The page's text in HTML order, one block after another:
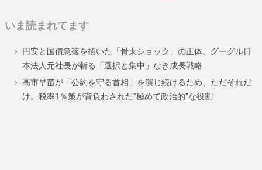
ー
ジ
ー
ジ
いま読まれてます
円安と国債急落を招いた「骨太ショック」の正体。グーグル日
本法人元社長が斬る「選択と集中」なき成長戦略
高市早苗が「公約を守る首相」を演じ続けるため、ただそれだ
け。税率1％策が背負わされた“極めて政治的”な役割